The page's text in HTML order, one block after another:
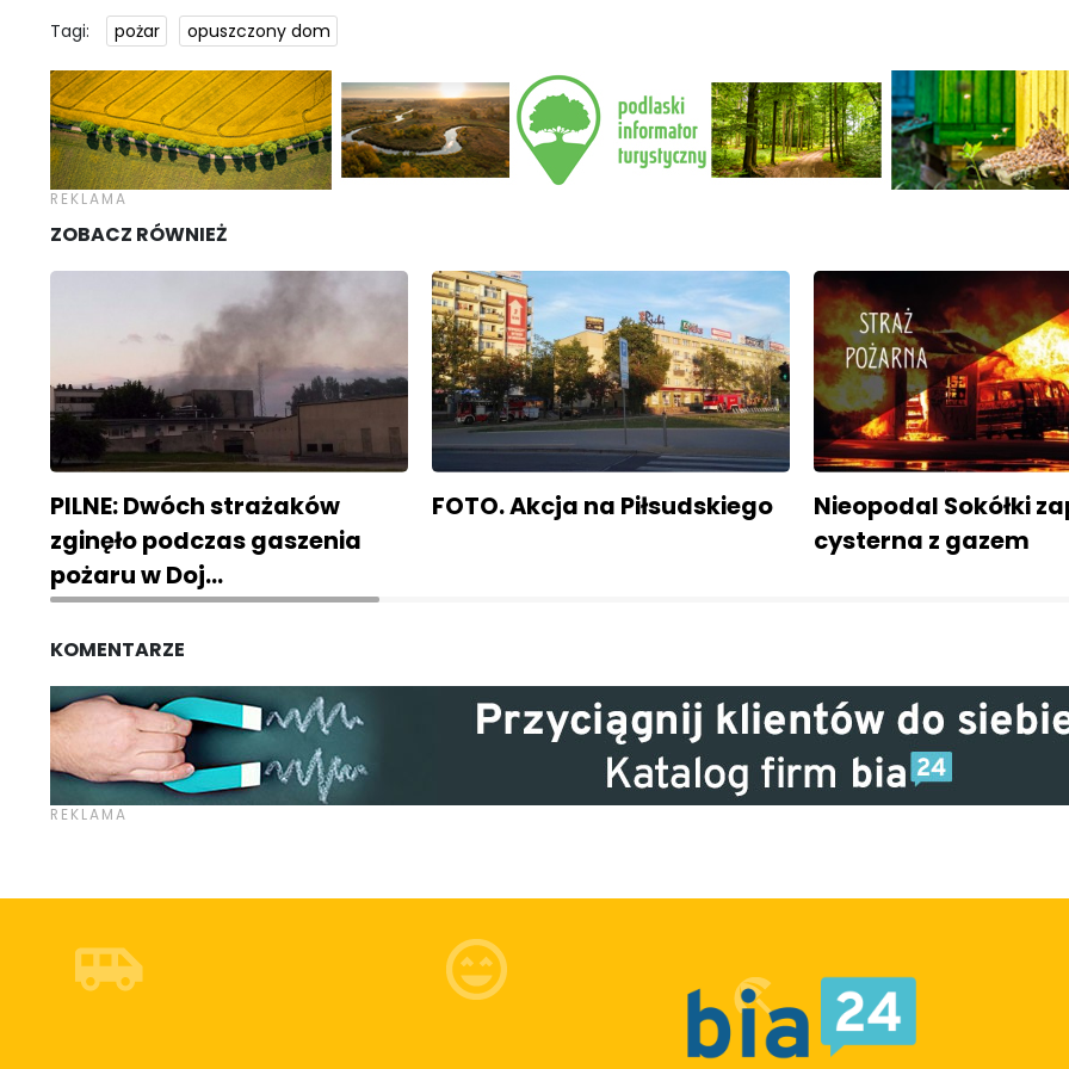
Tagi: pożar opuszczony dom
ZOBACZ RÓWNIEŻ
PILNE: Dwóch strażaków
zginęło podczas gaszenia
pożaru w Doj…
FOTO. Akcja na Piłsudskiego
Nieopodal Sokółki
cysterna z gazem
KOMENTARZE